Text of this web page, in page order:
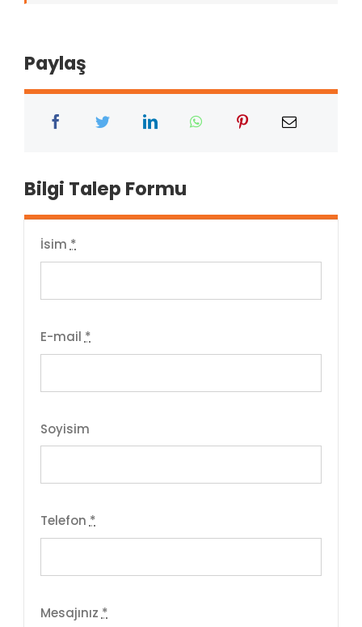
Paylaş
Bilgi Talep Formu
İsim *
E-mail *
Soyisim
Telefon*
Mesajınız *